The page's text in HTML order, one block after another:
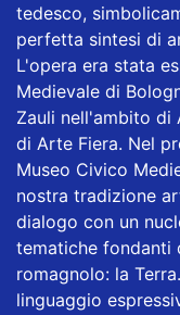
tedesco,
perfetta sintesi di
L'opera era stata
Medievale di
Zauli nell'ambito di
di Arte Fiera. Nel
Museo Civico
nostra tradizione
dialogo con un
tematiche fondanti
romagnolo: la
linguaggio